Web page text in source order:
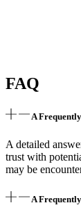
FAQ
A
A detailed
trust with
may be
A